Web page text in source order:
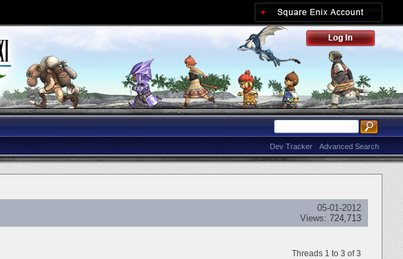
Advanced Search
Dev Tracker
05-01-2012
Views: 724,713
Threads 1 to 3 of 3